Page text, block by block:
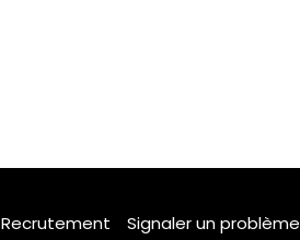
Recrutement Signaler un problème